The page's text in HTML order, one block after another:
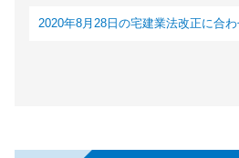
2020年8月28日の宅建業法改正に合